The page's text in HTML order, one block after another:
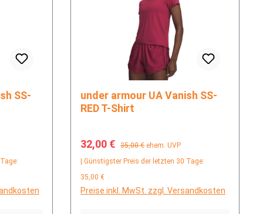
under armour UA Vanish SS-
RED T-Shirt
Verkaufspreis:
32,00 € Regulärer Preis:
35,00 € ehem. UVP
| Günstigster Preis der letzten 30 Tage:
35,00 €
Preise inkl. MwSt. zzgl. Versandkosten